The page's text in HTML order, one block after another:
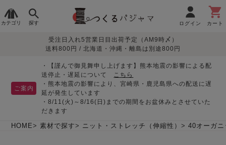
カテゴリ 探す ログイン カート
レディースパジャマ
生地で
さがす
目的別で
さがす
敏感肌用
パジャマ
入院・介護
胸が目立たない
デザインで
さがす
夏パジャマ特集 つくるパジャマとは
受注日入れ5営業日目出荷予定（AM9時〆）
送料800円 / 北海道・沖縄・離島は別途800円
ご案内
・【謹んで御見舞申し上げます】熊本地震の影響による配
送停止・遅延について こちら
・熊本地震の影響により、宮崎県・鹿児島県への配送に遅
延が発生しています
・8/11(火)～8/16(日)までの期間をお盆休みとさせていた
だきます
HOME 素材で探す ニット・ストレッチ（伸縮性） 40オーガ